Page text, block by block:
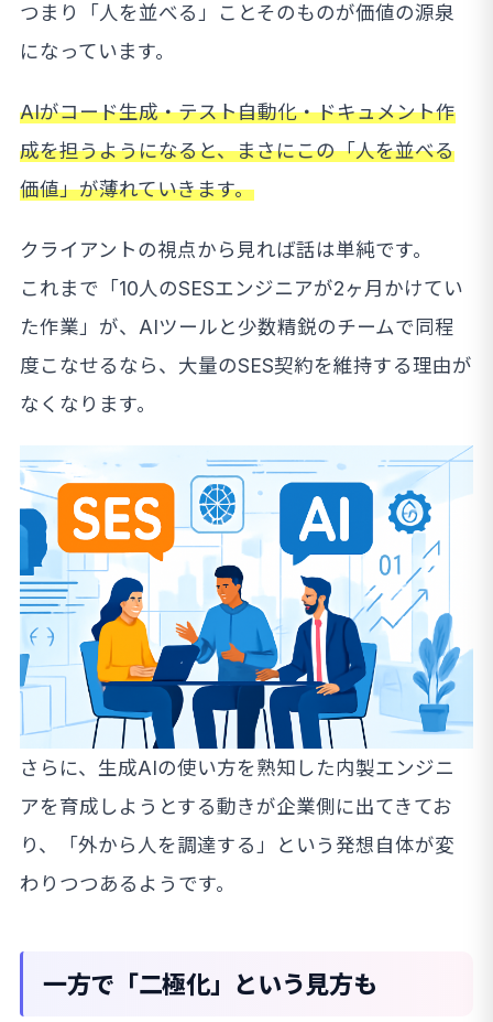
つまり「人を並べる」ことそのものが価値の源泉
になっています。
AIがコード生成・テスト自動化・ドキュメント作
成を担うようになると、まさにこの「人を並べる
価値」が薄れていきます。
クライアントの視点から見れば話は単純です。
これまで「10人のSESエンジニアが2ヶ月かけてい
た作業」が、AIツールと少数精鋭のチームで同程
度こなせるなら、大量のSES契約を維持する理由が
なくなります。
さらに、生成AIの使い方を熟知した内製エンジニ
アを育成しようとする動きが企業側に出てきてお
り、「外から人を調達する」という発想自体が変
わりつつあるようです。
一方で「二極化」という見方も